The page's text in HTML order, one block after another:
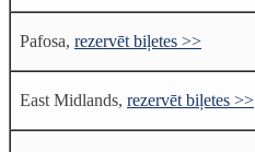
Pafosa, rezervēt biļetes >>
East Midlands, rezervēt biļetes >>